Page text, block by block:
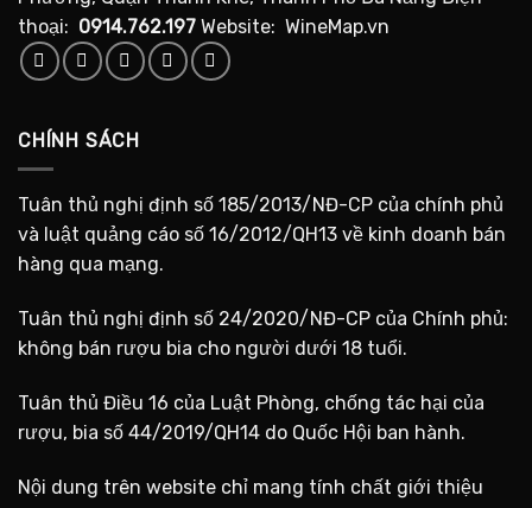
thoại: 0914.762.197 Website: WineMap.vn
CHÍNH SÁCH
Tuân thủ nghị định số 185/2013/NĐ-CP của chính phủ
và luật quảng cáo số 16/2012/QH13 về kinh doanh bán
hàng qua mạng.
Tuân thủ nghị định số 24/2020/NĐ-CP của Chính phủ:
không bán rượu bia cho người dưới 18 tuổi.
Tuân thủ Điều 16 của Luật Phòng, chống tác hại của
rượu, bia số 44/2019/QH14 do Quốc Hội ban hành.
Nội dung trên website chỉ mang tính chất giới thiệu